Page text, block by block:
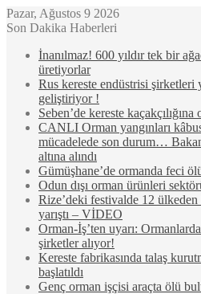
Pazar, Ağustos 9 2026
Son Dakika Haberleri
İnanılmaz! 600 yıldır tek bir
üretiyorlar
Rus kereste endüstrisi şirketleri
geliştiriyor !
Seben’de kereste kaçakçılığına
CANLI Orman yangınları
mücadelede son durum…
altına alındı
Gümüşhane’de ormanda feci
Odun dışı orman ürünleri
Rize’deki festivalde 12 ülkeden
yarıştı – VİDEO
Orman-İş’ten uyarı:
şirketler alıyor!
Kereste fabrikasında talaş
başlatıldı
Genç orman işçisi araçta ölü